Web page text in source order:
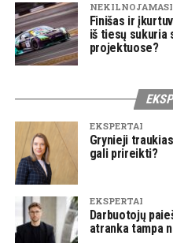
Finišas ir
iš tiesų sukuria
projektuose?
EKSPERTAI
Grynieji
gali prireikti?
EKSPERTAI
Darbuotojų
atranka tampa